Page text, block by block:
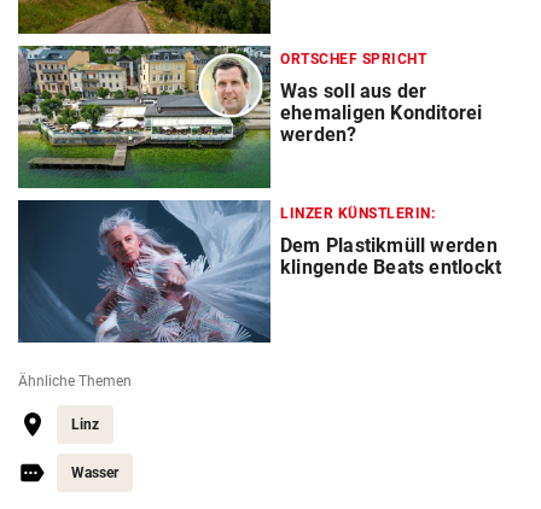
ORTSCHEF SPRICHT
Was soll aus der
ehemaligen Konditorei
werden?
LINZER KÜNSTLERIN:
Dem Plastikmüll werden
klingende Beats entlockt
Ähnliche Themen
Linz
Wasser